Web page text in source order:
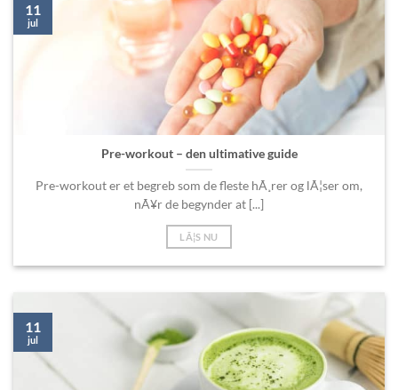
Pre-workout – den ultimative guide
Pre-workout er et begreb som de fleste hÃ¸rer og lÃ¦ser om,
nÃ¥r de begynder at [...]
LÃ¦S NU
11
jul
11
jul